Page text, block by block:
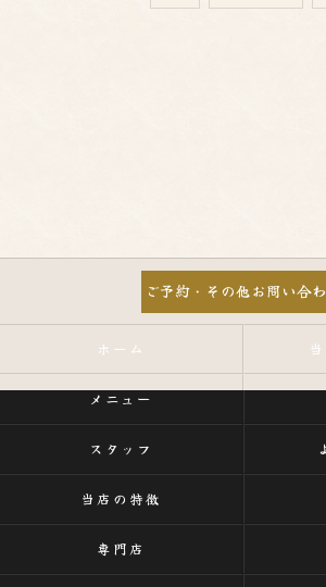
ご予約・その他お問い合
ホーム
メニュー
スタッフ
当店の特徴
専門店